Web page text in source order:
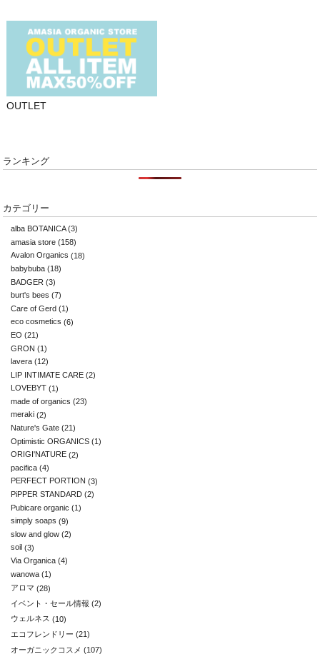
OUTLET
ランキング
カテゴリー
alba BOTANICA(3)
amasia store (158)
Avalon Organics (18)
babybuba (18)
BADGER (3)
burt's bees (7)
Care of Gerd (1)
eco cosmetics (6)
EO (21)
GRON (1)
lavera (12)
LIP INTIMATE CARE (2)
LOVEBYT (1)
made of organics (23)
meraki (2)
Nature's Gate (21)
Optimistic ORGANICS (1)
ORIGI'NATURE (2)
pacifica (4)
PERFECT PORTION (3)
PiPPER STANDARD (2)
Pubicare organic (1)
simply soaps (9)
slow and glow (2)
soil (3)
Via Organica (4)
wanowa (1)
アロマ (28)
イベント・セール情報 (2)
ウェルネス (10)
エコフレンドリー (21)
オーガニックコスメ (107)